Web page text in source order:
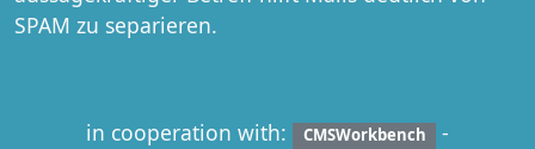
SPAM zu separieren.
in cooperation with: CMSWorkbench -